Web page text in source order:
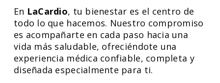
En LaCardio, tu bienestar es el centro de
todo lo que hacemos. Nuestro compromiso
es acompañarte en cada paso hacia una
vida más saludable, ofreciéndote una
experiencia médica confiable, completa y
diseñada especialmente para ti.